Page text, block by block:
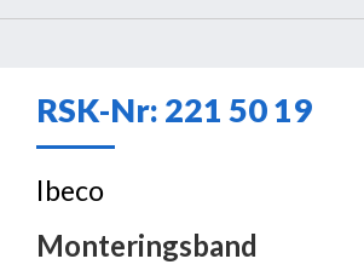
RSK-Nr: 221 50 19
Ibeco
Monteringsband